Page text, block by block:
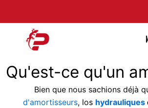
Qu'est-ce qu'un
Bien que nous sachions déjà
d'amortisseurs,los hydrauliques